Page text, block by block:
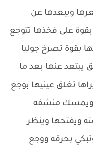
ويبعدها عن
على فخذها تتوجع
بقوة تصرخ جوليا
يبتعد عنها بعد ما
تغلق عينيها بوجع
ويمسك منشفه
ويفتحها وينظر
بحرقه ووجع